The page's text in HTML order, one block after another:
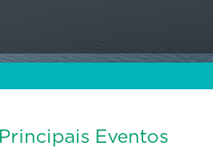
Principais Eventos